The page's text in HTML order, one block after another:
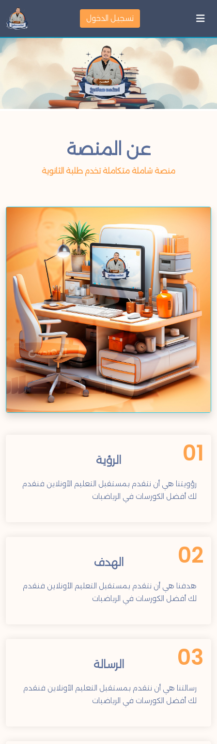
تسجيل الدخول
عن المنصة
منصة شاملة متكاملة تخدم طلبة الثانوية
01 الرؤية
رؤويتنا هي أن نتقدم بمستقبل التعليم الأونلاين فنقدم
لك أفضل الكورسات في الرياضيات
02 الهدف
هدفنا هي أن نتقدم بمستقبل التعليم الأونلاين فنقدم
لك أفضل الكورسات في الرياضيات
03 الرسالة
رسالتنا هي أن نتقدم بمستقبل التعليم الأونلاين فنقدم
لك أفضل الكورسات في الرياضيات